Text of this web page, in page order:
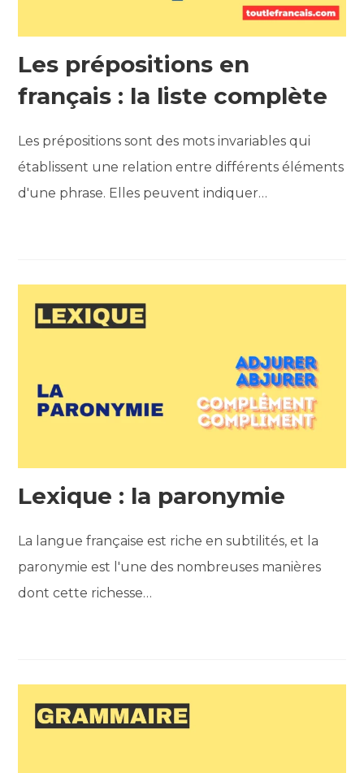
Les prépositions en
français : la liste complète
Les prépositions sont des mots invariables qui
établissent une relation entre différents éléments
d'une phrase. Elles peuvent indiquer…
Lexique : la paronymie
La langue française est riche en subtilités, et la
paronymie est l'une des nombreuses manières
dont cette richesse…